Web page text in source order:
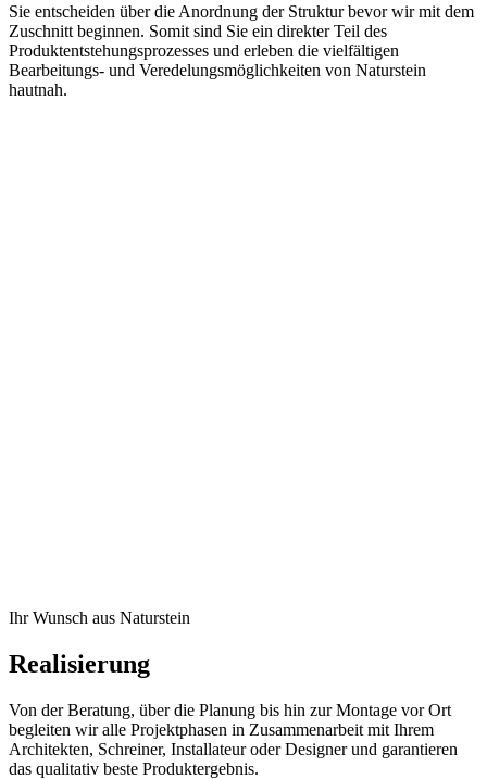
Sie entscheiden über die Anordnung der Struktur bevor wir mit dem
Zuschnitt beginnen. Somit sind Sie ein direkter Teil des
Produktentstehungsprozesses und erleben die vielfältigen
Bearbeitungs- und Veredelungsmöglichkeiten von Naturstein
hautnah.
Ihr Wunsch aus Naturstein
Realisierung
Von der Beratung, über die Planung bis hin zur Montage vor Ort
begleiten wir alle Projektphasen in Zusammenarbeit mit Ihrem
Architekten, Schreiner, Installateur oder Designer und garantieren
das qualitativ beste Produktergebnis.